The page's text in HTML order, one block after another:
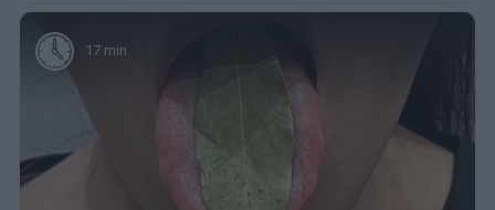
17 min